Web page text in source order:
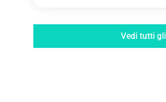
Vedi tutti